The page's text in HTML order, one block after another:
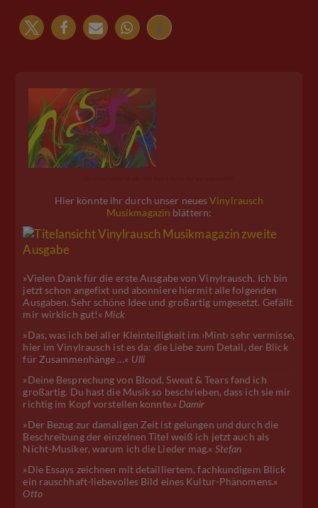
Hier könnte ihr durch unser neuesVinylrausch
Musikmagazin blättern:
»Vielen Dank für die erste Ausgabe von Vinylrausch. Ich bin
jetzt schon angefixt und abonniere hiermit alle folgenden
Ausgaben. Sehr schöne Idee und großartig umgesetzt. Gefällt
mir wirklich gut!« Mick
»Das, was ich bei aller Kleinteiligkeit im ›Mint‹ sehr vermisse,
hier im Vinylrausch ist es da: die Liebe zum Detail, der Blick
für Zusammenhänge …« Ulli
»Deine Besprechung von Blood, Sweat & Tears fand ich
großartig. Du hast die Musik so beschrieben, dass ich sie mir
richtig im Kopf vorstellen konnte.« Damir
»Der Bezug zur damaligen Zeit ist gelungen und durch die
Beschreibung der einzelnen Titel weiß ich jetzt auch als
Nicht-Musiker, warum ich die Lieder mag.« Stefan
»Die Essays zeichnen mit detailliertem, fachkundigem Blick
ein rauschhaft-liebevolles Bild eines Kultur-Phänomens.«
Otto